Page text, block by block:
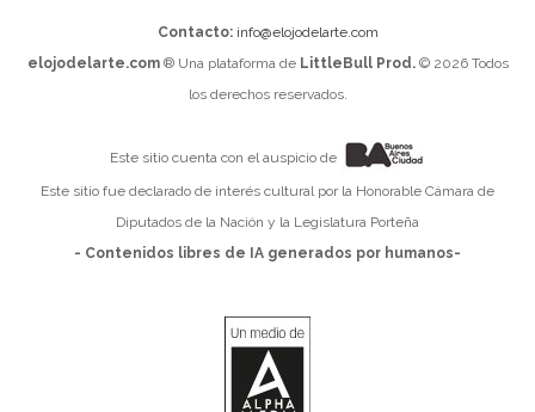
Contacto: info@elojodelarte.com
elojodelarte.com® Una plataforma de LittleBull Prod.© 2026 Todos
los derechos reservados.
Este sitio cuenta con el auspicio de
Este sitio fue declarado de interés cultural por la Honorable Cámara de
Diputados de la Nación y la Legislatura Porteña
- Contenidos libres de IA generados por humanos-